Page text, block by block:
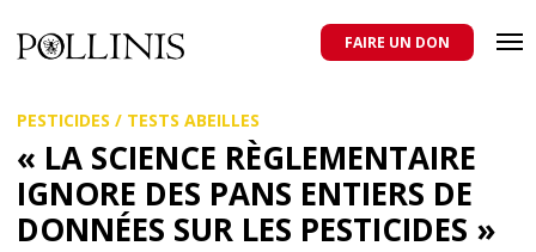
au
contenu
principal
domestiques et sauvages, et pour une agriculture qui respecte tous
les pollinisateurs
FAIRE UN DON
PESTICIDES / TESTS ABEILLES
« LA SCIENCE RÈGLEMENTAIRE
IGNORE DES PANS ENTIERS DE
DONNÉES SUR LES PESTICIDES »